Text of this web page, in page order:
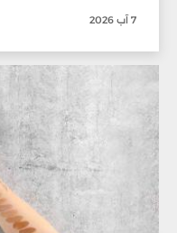
7 آب 2026